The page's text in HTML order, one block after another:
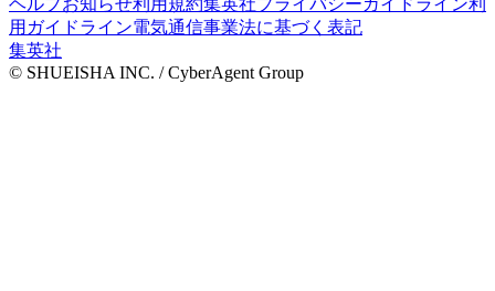
ヘルプお知らせ利用規約集英社プライバシーガイドライン利
用ガイドライン電気通信事業法に基づく表記
集英社
© SHUEISHA INC. / CyberAgent Group